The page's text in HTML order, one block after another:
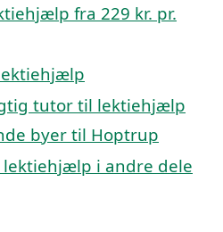
fra 229 kr. pr.
tutor til lektiehjælp
byer til Hoptrup
i andre dele